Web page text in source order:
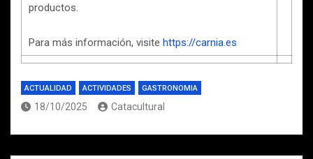
productos.
Para más información, visite https://carnia.es
ACTUALIDAD ACTIVIDADES GASTRONOMIA
18/10/2025 Catacultural